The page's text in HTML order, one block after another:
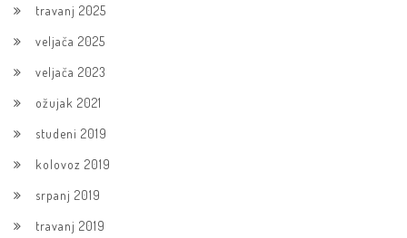
travanj 2025
veljača 2025
veljača 2023
ožujak 2021
studeni 2019
kolovoz 2019
srpanj 2019
travanj 2019